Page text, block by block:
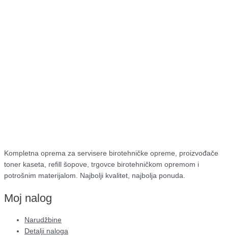
Kompletna oprema za servisere birotehničke opreme, proizvođače
toner kaseta, refill šopove, trgovce birotehničkom opremom i
potrošnim materijalom. Najbolji kvalitet, najbolja ponuda.
Moj nalog
Narudžbine
Detalji naloga